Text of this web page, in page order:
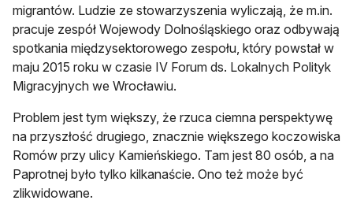
migrantów. Ludzie ze stowarzyszenia wyliczają, że m.in.
pracuje zespół Wojewody Dolnośląskiego oraz odbywają
spotkania międzysektorowego zespołu, który powstał w
maju 2015 roku w czasie IV Forum ds. Lokalnych Polityk
Migracyjnych we Wrocławiu.
Problem jest tym większy, że rzuca ciemna perspektywę
na przyszłość drugiego, znacznie większego koczowiska
Romów przy ulicy Kamieńskiego. Tam jest 80 osób, a na
Paprotnej było tylko kilkanaście. Ono też może być
zlikwidowane.